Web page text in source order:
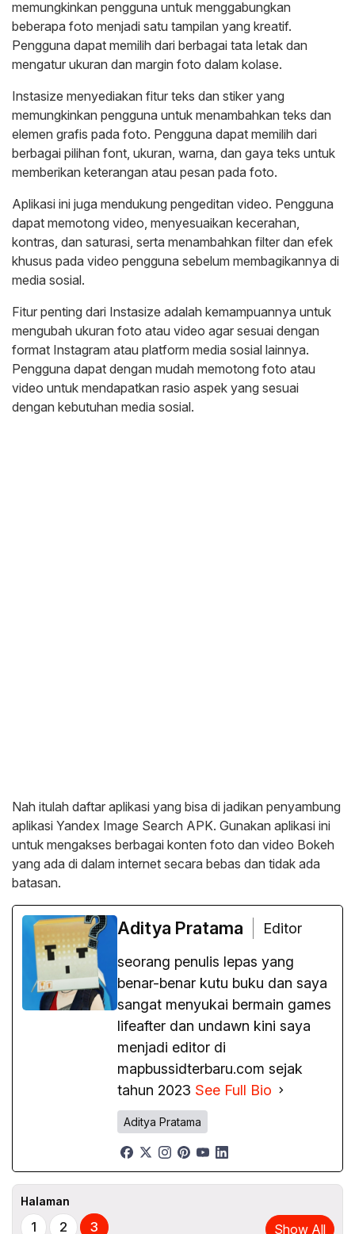
memungkinkan pengguna untuk menggabungkan
beberapa foto menjadi satu tampilan yang kreatif.
Pengguna dapat memilih dari berbagai tata letak dan
mengatur ukuran dan margin foto dalam kolase.
Instasize menyediakan fitur teks dan stiker yang
memungkinkan pengguna untuk menambahkan teks dan
elemen grafis pada foto. Pengguna dapat memilih dari
berbagai pilihan font, ukuran, warna, dan gaya teks untuk
memberikan keterangan atau pesan pada foto.
Aplikasi ini juga mendukung pengeditan video. Pengguna
dapat memotong video, menyesuaikan kecerahan,
kontras, dan saturasi, serta menambahkan filter dan efek
khusus pada video pengguna sebelum membagikannya di
media sosial.
Fitur penting dari Instasize adalah kemampuannya untuk
mengubah ukuran foto atau video agar sesuai dengan
format Instagram atau platform media sosial lainnya.
Pengguna dapat dengan mudah memotong foto atau
video untuk mendapatkan rasio aspek yang sesuai
dengan kebutuhan media sosial.
Nah itulah daftar aplikasi yang bisa di jadikan penyambung
aplikasi Yandex Image Search APK. Gunakan aplikasi ini
untuk mengakses berbagai konten foto dan video Bokeh
yang ada di dalam internet secara bebas dan tidak ada
batasan.
Aditya Pratama
Editor
seorang penulis lepas yang
benar-benar kutu buku dan saya
sangat menyukai bermain games
lifeafter dan undawn kini saya
menjadi editor di
mapbussidterbaru.com sejak
tahun 2023 See Full Bio
Aditya Pratama
Halaman
1 2 3 Show All